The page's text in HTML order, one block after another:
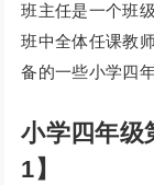
班主任是一个班
班中全体任课教
备的一些小学四
小学四年级
1】